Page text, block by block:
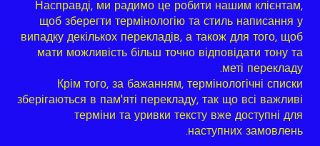
Насправді, ми радимо це робити нашим клієнтам,
щоб зберегти термінологію та стиль написання у
випадку декількох перекладів, а також для того, щоб
мати можливість більш точно відповідати тону та
меті перекладу.
Крім того, за бажанням, термінологічні списки
зберігаються в пам'яті перекладу, так що всі важливі
терміни та уривки тексту вже доступні для
наступних замовлень.